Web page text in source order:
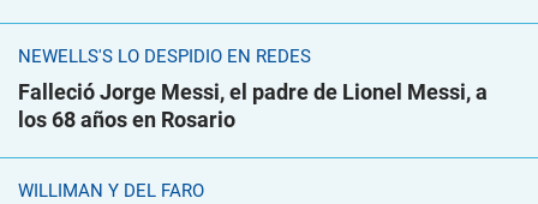
NEWELLS'S LO DESPIDIÓ EN REDES
Falleció Jorge Messi, el padre de Lionel Messi, a
los 68 años en Rosario
WILLIMAN Y DEL FARO